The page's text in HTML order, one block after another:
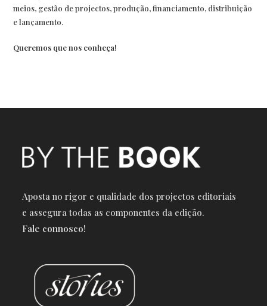
meios, gestão de projectos, produção, financiamento, distribuição
e lançamento.
Queremos que nos conheça!
Aposta no rigor e qualidade dos projectos editoriais
e assegura todas as componentes da edição.
Fale connosco!